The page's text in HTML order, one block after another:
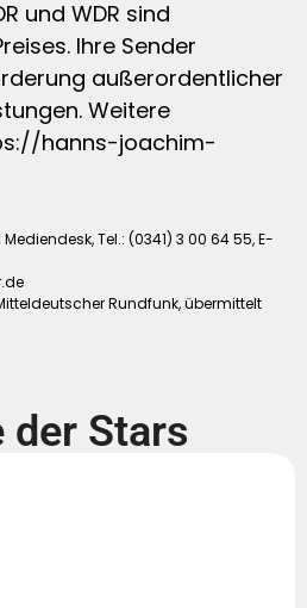
und WDR sind
Ihre Sender
außerordentlicher
Weitere
hanns-joachim-
Tel.: (0341) 3 00 64 55, E-
Rundfunk, übermittelt
Stars